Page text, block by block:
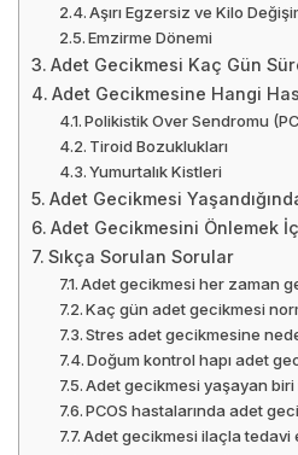
Aşırı Egzersiz ve Kilo
Emzirme Dönemi
Adet Gecikmesi Kaç Gün
Adet Gecikmesine Hangi
Polikistik Over Sendromu
Tiroid Bozuklukları
Yumurtalık Kistleri
Adet Gecikmesi
Adet Gecikmesini Önlemek
Sıkça Sorulan Sorular
Adet gecikmesi her zaman
Kaç gün adet gecikmesi
Stres adet gecikmesine
Doğum kontrol hapı adet
Adet gecikmesi yaşayan biri
PCOS hastalarında adet
Adet gecikmesi ilaçla tedavi